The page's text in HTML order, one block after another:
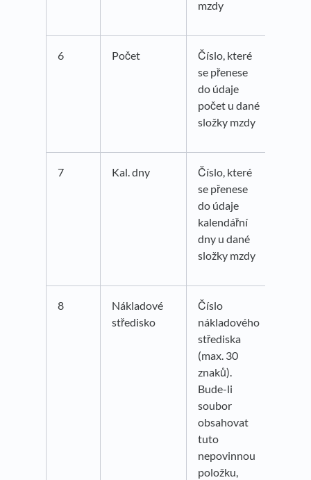
mzdy
6 Počet
Číslo, které
se přenese
do údaje
počet u dané
složky mzdy
7 Kal. dny
Číslo, které
se přenese
do údaje
kalendářní
dny u dané
složky mzdy
8
Nákladové
středisko
Číslo
nákladového
střediska
(max. 30
znaků).
Bude-li
soubor
obsahovat
tuto
nepovinnou
položku,